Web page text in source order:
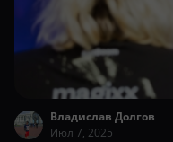
Владислав Долгов
Июл 7, 2025